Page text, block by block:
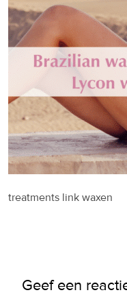
treatments link waxen
Geef een